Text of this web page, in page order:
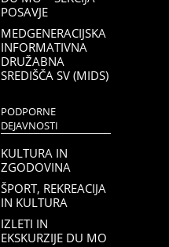
POSAVJE
MEDGENERACIJSKA
INFORMATIVNA
DRUŽABNA
SREDIŠČA SV (MIDS)
PODPORNE
DEJAVNOSTI
KULTURA IN
ZGODOVINA
ŠPORT, REKREACIJA
IN KULTURA
IZLETI IN
EKSKURZIJE DU MO